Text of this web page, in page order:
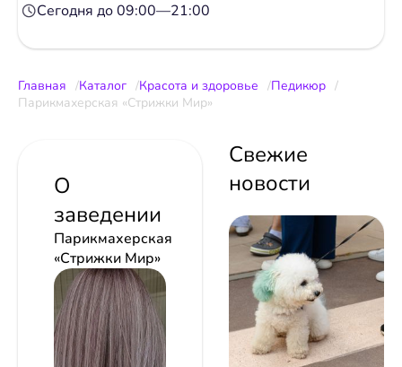
Сегодня до 09:00—21:00
Главная Каталог Красота и здоровье
Педикюр
Парикмахерская «Стрижки Мир»
О
заведении
Парикмахерская
«Стрижки Мир»
Свежие
новости